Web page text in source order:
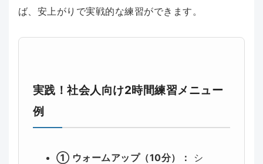
ば、安上がりで実戦的な練習ができます。
実践！社会人向け2時間練習メニュー
例
① ウォームアップ（10分）：
シ